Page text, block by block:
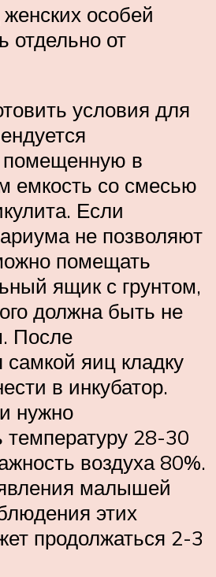
особей
отдельно от
условия для
помещенную в
емкость со смесью
Если
не позволяют
помещать
ящик с грунтом,
должна быть не
После
яиц кладку
в инкубатор.
нужно
температуру 28-30
воздуха 80%.
малышей
этих
продолжаться 2-3